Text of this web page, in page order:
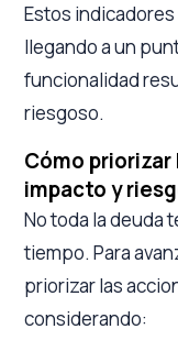
Estos
llegando a un
funcionalidad
riesgoso.
Cómo
impacto y
No toda la deuda
tiempo. Para
priorizar las
considerando: